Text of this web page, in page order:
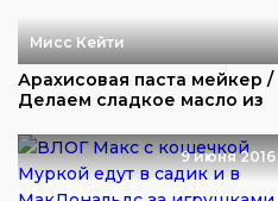
Мисс Кейти
Арахисовая паста мейкер /
Делаем сладкое масло из
9 июня 2016